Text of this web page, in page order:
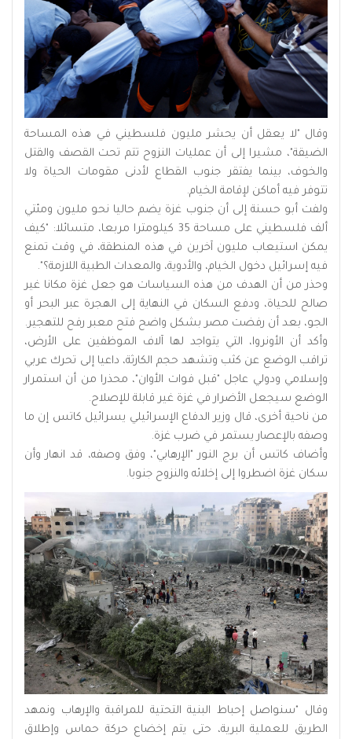
وقال "لا يعقل أن يحشر مليون فلسطيني في هذه المساحة
الضيقة"، مشيرا إلى أن عمليات النزوح تتم تحت القصف والقتل
والخوف، بينما يفتقر جنوب القطاع لأدنى مقومات الحياة ولا
تتوفر فيه أماكن لإقامة الخيام.
ولفت أبو حسنة إلى أن جنوب غزة يضم حاليا نحو مليون ومئتي
ألف فلسطيني على مساحة 35 كيلومترا مربعا، متسائلا: "كيف
يمكن استيعاب مليون آخرين في هذه المنطقة، في وقت تمنع
فيه إسرائيل دخول الخيام، والأدوية، والمعدات الطبية اللازمة؟".
وحذر من أن الهدف من هذه السياسات هو جعل غزة مكانا غير
صالح للحياة، ودفع السكان في النهاية إلى الهجرة عبر البحر أو
الجو، بعد أن رفضت مصر بشكل واضح فتح معبر رفح للتهجير.
وأكد أن الأونروا، التي يتواجد لها آلاف الموظفين على الأرض،
تراقب الوضع عن كثب وتشهد حجم الكارثة، داعيا إلى تحرك عربي
وإسلامي ودولي عاجل "قبل فوات الأوان"، محذرا من أن استمرار
الوضع سيجعل الأضرار في غزة غير قابلة للإصلاح.
من ناحية أخرى، قال وزير الدفاع الإسرائيلي يسرائيل كاتس إن ما
وصفه بالإعصار يستمر في ضرب غزة.
وأضاف كاتس أن برج النور "الإرهابي"، وفق وصفه، قد انهار وأن
سكان غزة اضطروا إلى إخلائه والنزوح جنوبا.
وقال "سنواصل إحباط البنية التحتية للمراقبة والإرهاب ونمهد
الطريق للعملية البرية، حتى يتم إخضاع حركة حماس وإطلاق